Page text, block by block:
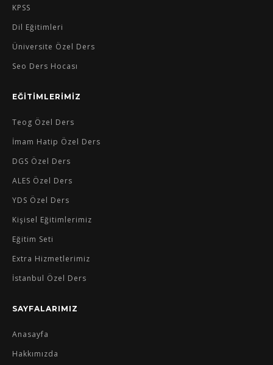
KPSS
Dil Eğitimleri
Üniversite Özel Ders
Seo Ders Hocası
EĞİTİMLERİMİZ
Teog Özel Ders
İmam Hatip Özel Ders
DGS Özel Ders
ALES Özel Ders
YDS Özel Ders
Kişisel Eğitimlerimiz
Eğitim Seti
Extra Hizmetlerimiz
İstanbul Özel Ders
SAYFALARIMIZ
Anasayfa
Hakkımızda